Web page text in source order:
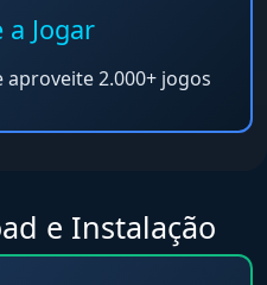
a Jogar
2.000+ jogos
e Instalação